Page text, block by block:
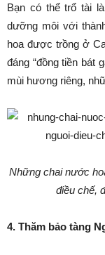
Bạn có thể trổ tài
dưỡng môi với
hoa được trồng ở
đáng “đồng tiền bát
mùi hương riêng,
Những chai nước
điều chế,
4. Thăm bảo tàng